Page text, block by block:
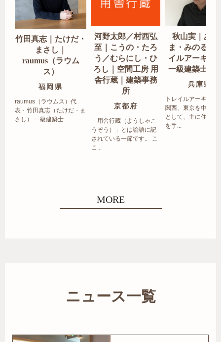
竹田真志｜たけだ・
まさし｜
raumus（ラウム
ス）
福岡県
raumus（ラウムス）代
表・竹田真志（たけだ・ま
さし） 一級建築士 ...
河野太郎／村西弘
至｜こうの・たろ
う／むらにし・ひ
ろし｜空間工房 用
舎行蔵｜建築事務
所
京都府
「用舎行蔵（ようしゃこ
うぞう）」とは論語に記
されている一節です。 こ
こ...
秋山実｜あき
ま・みのる｜
イルアーキテ
一級建築士事
兵庫県
トレイルアーキテク
関西、東京を中心エ
として、主に住宅の
を手...
MORE
ニュース一覧